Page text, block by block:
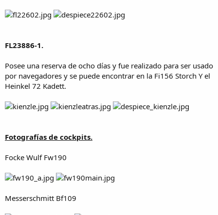
FL23886-1.
Posee una reserva de ocho días y fue realizado para ser usado
por navegadores y se puede encontrar en la Fi156 Storch Y el
Heinkel 72 Kadett.
Fotografías de cockpits.
Focke Wulf Fw190
Messerschmitt Bf109